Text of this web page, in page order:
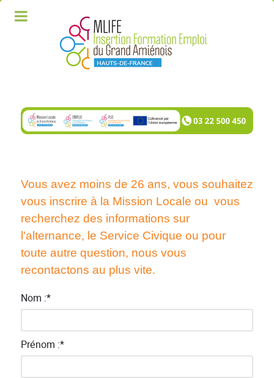
Vous avez moins de 26 ans, vous souhaitez
vous inscrire à la Mission Locale ou vous
recherchez des informations sur
l'alternance, le Service Civique ou pour
toute autre question, nous vous
recontactons au plus vite.
Nom :*
Prénom :*